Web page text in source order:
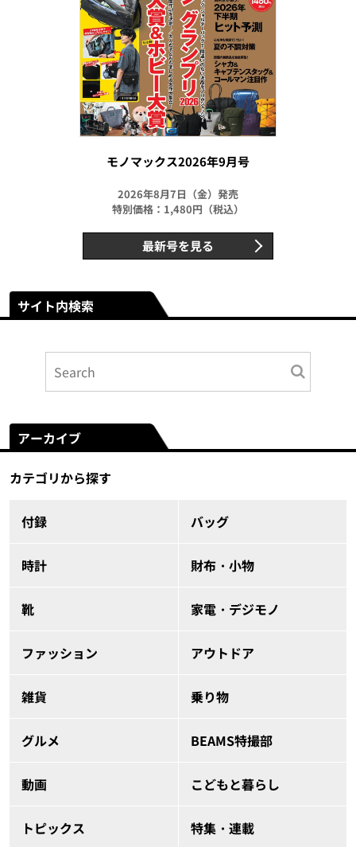
モノマックス2026年9月号
2026年8月7日（金）発売
特別価格：1,480円（税込）
最新号を見る
サイト内検索
アーカイブ
カテゴリから探す
付録 バッグ
時計 財布・小物
靴 家電・デジモノ
ファッション アウトドア
雑貨 乗り物
グルメ BEAMS特撮部
動画 こどもと暮らし
トピックス 特集・連載